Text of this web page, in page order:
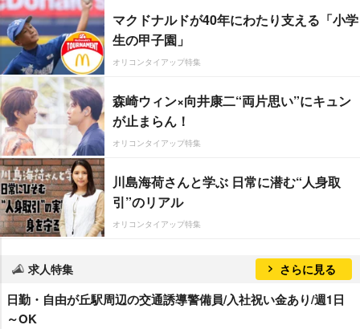
マクドナルドが40年にわたり支える「小学
生の甲子園」
オリコンタイアップ特集
森崎ウィン×向井康二“両片思い”にキュン
が止まらん！
オリコンタイアップ特集
川島海荷さんと学ぶ 日常に潜む“人身取
引”のリアル
オリコンタイアップ特集
求人特集 さらに見る
日勤・自由が丘駅周辺の交通誘導警備員/入社祝い金あり/週1日
～OK